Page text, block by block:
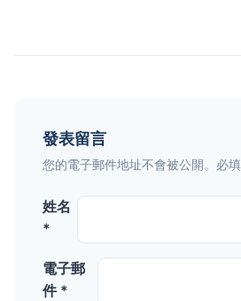
發表留言
您的電子郵件地址不會被公開。必
姓名
*
電子郵
件 *